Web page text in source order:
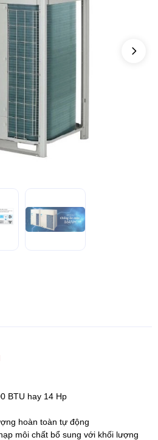
BTU hay 14 Hp
hoàn toàn tự động
môi chất bổ sung với khối lượng